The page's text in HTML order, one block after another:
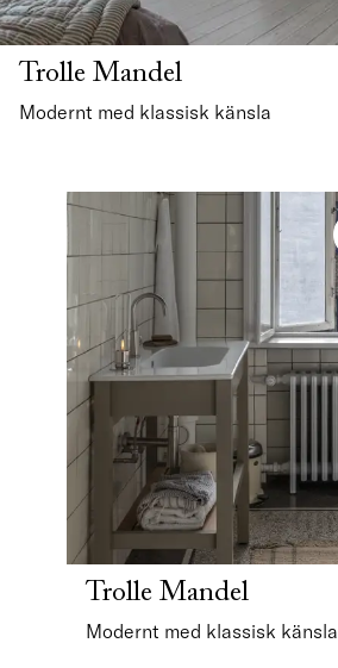
Trolle Mandel
Modernt med klassisk känsla
Trolle Mandel
Modernt med klassisk känsla